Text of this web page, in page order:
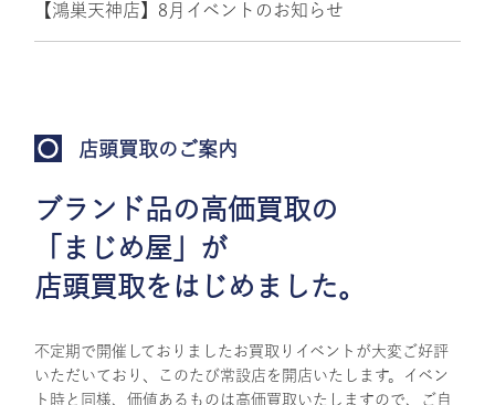
【鴻巣天神店】8月イベントのお知らせ
店頭買取のご案内
ブランド品の高価買取の
「まじめ屋」が
店頭買取をはじめました。
不定期で開催しておりましたお買取りイベントが大変ご好評
いただいており、このたび常設店を開店いたします。イベン
ト時と同様、価値あるものは高価買取いたしますので、ご自